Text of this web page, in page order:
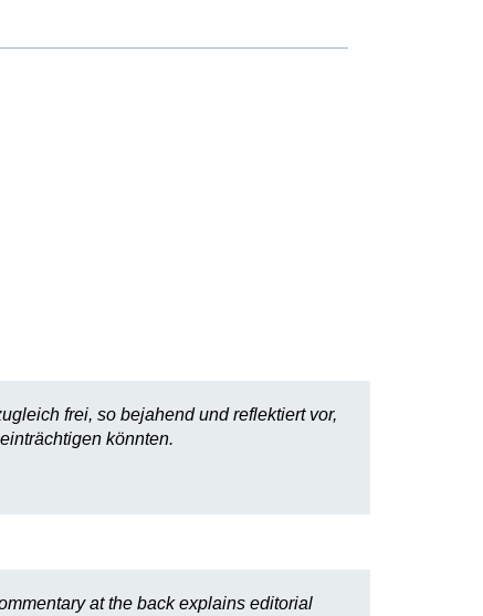
frei, so bejahend und reflektiert vor,
könnten.
at the back explains editorial